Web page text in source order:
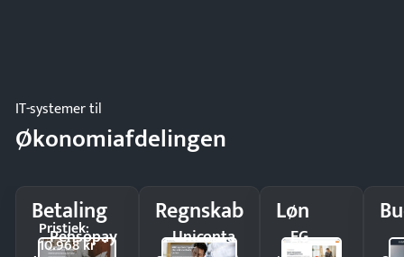
IT-systemer til
Økonomiafdelingen
Betaling
Pensopay
Pristjek:
10.968 kr
Regnskab
Uniconta
Løn
EG